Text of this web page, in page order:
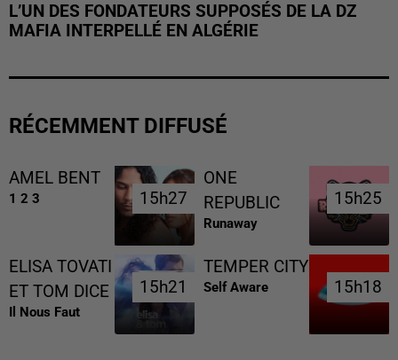
L’UN DES FONDATEURS SUPPOSÉS DE LA DZ
MAFIA INTERPELLÉ EN ALGÉRIE
RÉCEMMENT DIFFUSÉ
AMEL BENT
1 2 3 15h27
15h27
ONE
REPUBLIC
Runaway
15h25
15h25
ELISA TOVATI
ET TOM DICE
Il Nous Faut
15h21
15h21
TEMPER CITY
Self Aware 15h18
15h18